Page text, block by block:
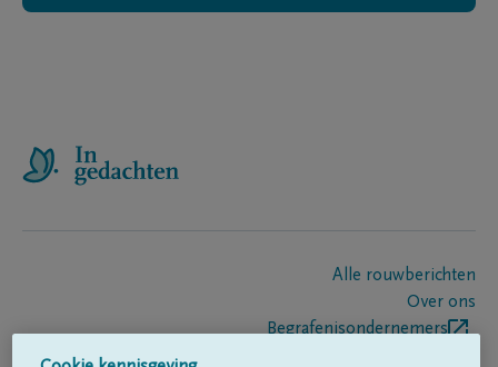
Alle rouwberichten
Over ons
Begrafenisondernemers